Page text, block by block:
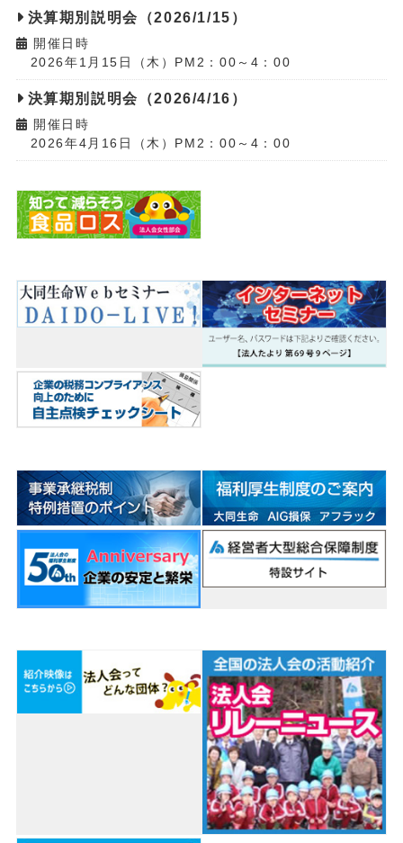
決算期別説明会（2026/1/15）
開催日時
2026年1月15日（木）PM2：00～4：00
決算期別説明会（2026/4/16）
開催日時
2026年4月16日（木）PM2：00～4：00